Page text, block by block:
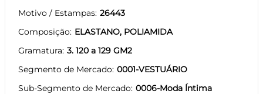
Motivo / Estampas 26443
Composição ELASTANO, POLIAMIDA
Gramatura 3. 120 a 129 GM2
Segmento de Mercado 0001-VESTUÁRIO
Sub-Segmento de Mercado 0006-Moda Íntima